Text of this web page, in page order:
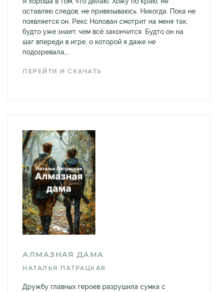
оставляю следов, не привязываюсь. Никогда. Пока не
появляется он. Рекс Нолован смотрит на меня так,
будто уже знает, чем всё закончится. Будто он на
шаг впереди в игре, о которой я даже не
подозревала,...
ПЕРЕЙТИ И СКАЧАТЬ
АЛМАЗНАЯ ДАМА
НАТАЛЬЯ ПАТРАЦКАЯ
Дружбу главных героев разрушила сумка с